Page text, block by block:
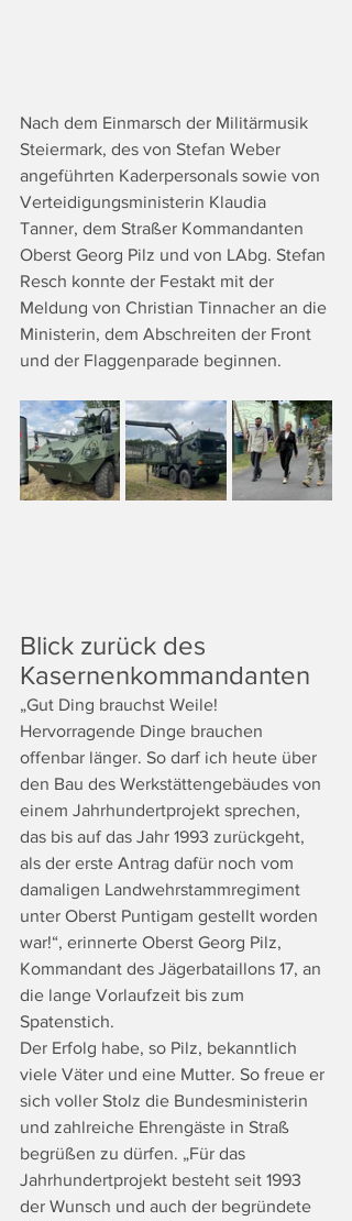
Nach dem Einmarsch der Militärmusik
Steiermark, des von Stefan Weber
angeführten Kaderpersonals sowie von
Verteidigungsministerin Klaudia
Tanner, dem Straßer Kommandanten
Oberst Georg Pilz und von LAbg. Stefan
Resch konnte der Festakt mit der
Meldung von Christian Tinnacher an die
Ministerin, dem Abschreiten der Front
und der Flaggenparade beginnen.
Blick zurück des
Kasernenkommandanten
„Gut Ding brauchst Weile!
Hervorragende Dinge brauchen
offenbar länger. So darf ich heute über
den Bau des Werkstättengebäudes von
einem Jahrhundertprojekt sprechen,
das bis auf das Jahr 1993 zurückgeht,
als der erste Antrag dafür noch vom
damaligen Landwehrstammregiment
unter Oberst Puntigam gestellt worden
war!“, erinnerte Oberst Georg Pilz,
Kommandant des Jägerbataillons 17, an
die lange Vorlaufzeit bis zum
Spatenstich.
Der Erfolg habe, so Pilz, bekanntlich
viele Väter und eine Mutter. So freue er
sich voller Stolz die Bundesministerin
und zahlreiche Ehrengäste in Straß
begrüßen zu dürfen. „Für das
Jahrhundertprojekt besteht seit 1993
der Wunsch und auch der begründete